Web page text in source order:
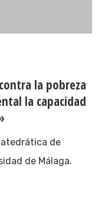
la pobreza
la capacidad
de
de Málaga.